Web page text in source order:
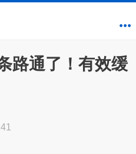
路通了！有效缓